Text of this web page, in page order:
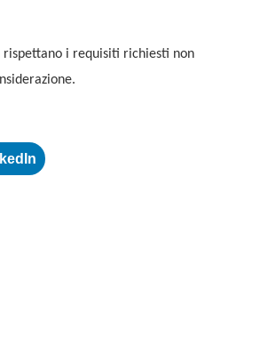
rispettano i requisiti richiesti non